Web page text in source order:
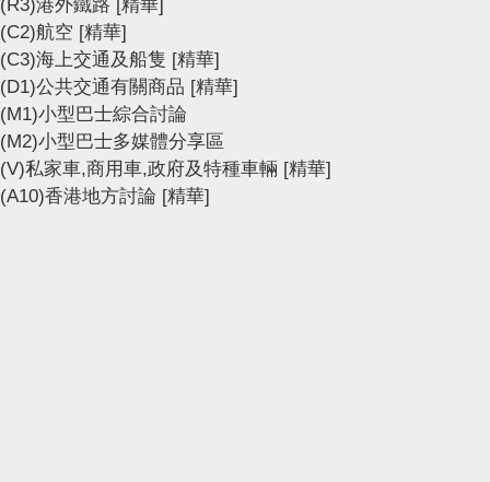
(R3)港外鐵路 [精華]
(C2)航空 [精華]
(C3)海上交通及船隻 [精華]
(D1)公共交通有關商品 [精華]
(M1)小型巴士綜合討論
(M2)小型巴士多媒體分享區
(V)私家車,商用車,政府及特種車輛 [精華]
(A10)香港地方討論 [精華]